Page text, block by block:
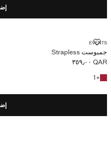
EVENTS
جمبوست Strapless
جمبوست STRAPLESS
السعر الحالي [QAR ٣٥٩٫٠٠ ]
QAR ٣٥٩٫٠٠
+
1
+ لون آخر